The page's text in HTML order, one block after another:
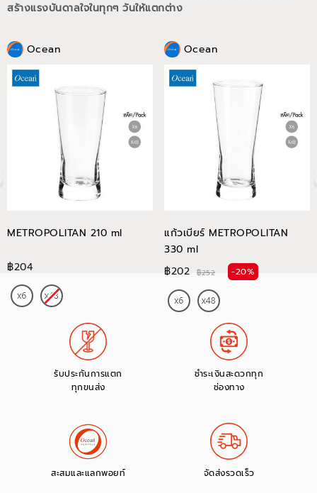
สร้างแรงบันดาลใจในทุกๆ วันให้แตกต่าง
Ocean
METROPOLITAN 210 ml
฿204
Ocean
แก้วเบียร์ METROPOLITAN
330 ml
฿202
฿252 -20%
รับประกันการแตก
ทุกขนส่ง
ชำระเงินสะดวกทุก
ช่องทาง
สะสมและแลกพอยท์ จัดส่งรวดเร็ว